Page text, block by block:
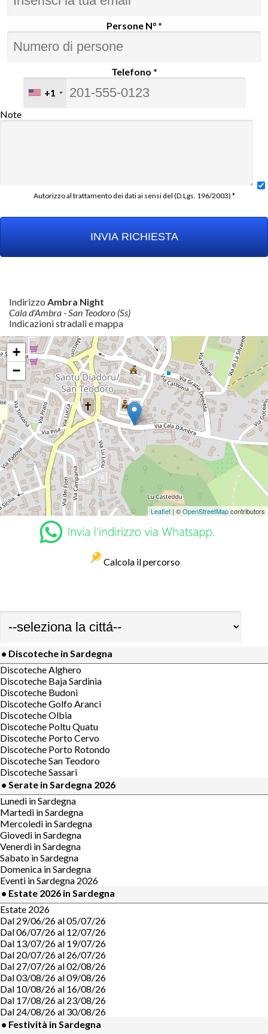
Persone N° *
Telefono *
+1
Note
Autorizzo al trattamento dei dati ai sensi del (D.Lgs. 196/2003) *
Indirizzo Ambra Night
Cala d'Ambra - San Teodoro (Ss)
Indicazioni stradali e mappa
+
−
Leaflet | ©OpenStreetMapcontributors
Calcola il percorso
• Discoteche in Sardegna
Discoteche Alghero
Discoteche Baja Sardinia
Discoteche Budoni
Discoteche Golfo Aranci
Discoteche Olbia
Discoteche Poltu Quatu
Discoteche Porto Cervo
Discoteche Porto Rotondo
Discoteche San Teodoro
Discoteche Sassari
• Serate in Sardegna 2026
Lunedi in Sardegna
Martedi in Sardegna
Mercoledi in Sardegna
Giovedi in Sardegna
Venerdi in Sardegna
Sabato in Sardegna
Domenica in Sardegna
Eventi in Sardegna 2026
• Estate 2026 in Sardegna
Estate 2026
Dal 29/06/26 al 05/07/26
Dal 06/07/26 al 12/07/26
Dal 13/07/26 al 19/07/26
Dal 20/07/26 al 26/07/26
Dal 27/07/26 al 02/08/26
Dal 03/08/26 al 09/08/26
Dal 10/08/26 al 16/08/26
Dal 17/08/26 al 23/08/26
Dal 24/08/26 al 30/08/26
• Festività in Sardegna